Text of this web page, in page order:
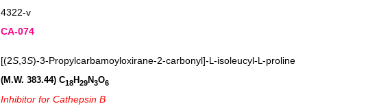
4322-v
CA-074
[(2S ,3S)-3-Propylcarbamoyloxirane-2-carbonyl]- L-isoleucyl- L-proline
(M.W. 383.44)C18H29N3O6
Inhibitor for Cathepsin B